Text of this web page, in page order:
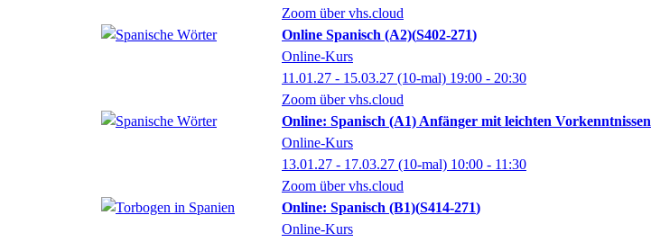
Zoom über vhs.cloud
Online Spanisch (A2) S402-271
Online-Kurs
11.01.27 - 15.03.27 (10-mal) 19:00 - 20:30
Zoom über vhs.cloud
Online: Spanisch (A1) Anfänger mit leichten Vorkenntnissen
Online-Kurs
13.01.27 - 17.03.27 (10-mal) 10:00 - 11:30
Zoom über vhs.cloud
Online: Spanisch (B1) S414-271
Online-Kurs